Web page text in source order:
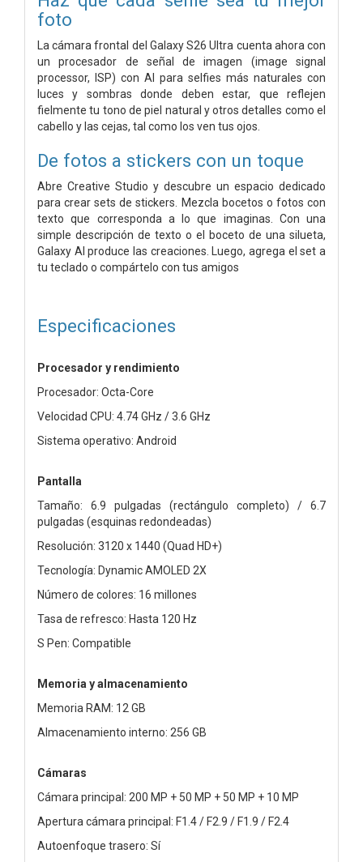
foto
La cámara frontal del Galaxy S26 Ultra cuenta ahora con
un procesador de señal de imagen (image signal
processor, ISP) con AI para selfies más naturales con
luces y sombras donde deben estar, que reflejen
fielmente tu tono de piel natural y otros detalles como el
cabello y las cejas, tal como los ven tus ojos.
De fotos a stickers con un toque
Abre Creative Studio y descubre un espacio dedicado
para crear sets de stickers. Mezcla bocetos o fotos con
texto que corresponda a lo que imaginas. Con una
simple descripción de texto o el boceto de una silueta,
Galaxy AI produce las creaciones. Luego, agrega el set a
tu teclado o compártelo con tus amigos
Especificaciones
Procesador y rendimiento
Procesador: Octa-Core
Velocidad CPU: 4.74 GHz / 3.6 GHz
Sistema operativo: Android
Pantalla
Tamaño: 6.9 pulgadas (rectángulo completo) / 6.7
pulgadas (esquinas redondeadas)
Resolución: 3120 x 1440 (Quad HD+)
Tecnología: Dynamic AMOLED 2X
Número de colores: 16 millones
Tasa de refresco: Hasta 120 Hz
S Pen: Compatible
Memoria y almacenamiento
Memoria RAM: 12 GB
Almacenamiento interno: 256 GB
Cámaras
Cámara principal: 200 MP + 50 MP + 50 MP + 10 MP
Apertura cámara principal: F1.4 / F2.9 / F1.9 / F2.4
Autoenfoque trasero: Sí